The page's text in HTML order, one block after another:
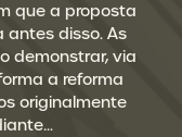
que a proposta
disso. As
demonstrar, via
a reforma
originalmente